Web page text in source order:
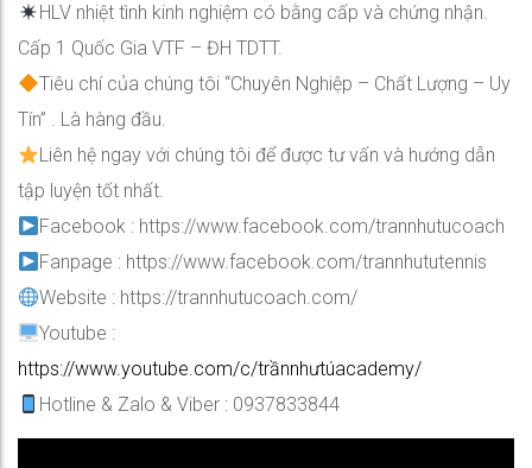
HLV nhiệt tình kinh nghiệm có bằng cấp và chứng nhận.
Cấp 1 Quốc Gia VTF – ĐH TDTT.
Tiêu chí của chúng tôi “Chuyên Nghiệp – Chất Lượng – Uy
Tín” . Là hàng đầu.
Liên hệ ngay với chúng tôi để được tư vấn và hướng dẫn
tập luyện tốt nhất.
Facebook : https://www.facebook.com/trannhutucoach
Fanpage : https://www.facebook.com/trannhututennis
Website : https://trannhutucoach.com/
Youtube :
https://www.youtube.com/c/trầnnhưtúacademy/
Hotline & Zalo & Viber : 0937833844